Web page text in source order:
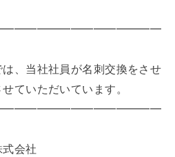
、当社社員が名刺交換をさせ
ていただいています。
会社